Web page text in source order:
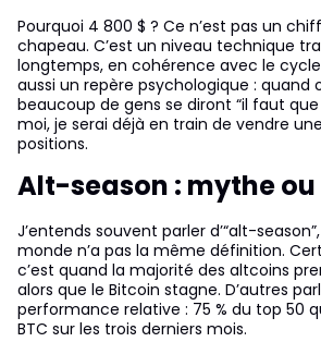
Pourquoi 4 800 $ ? Ce n’est pas un
chapeau. C’est un niveau technique
longtemps, en cohérence avec le cycle
aussi un repère psychologique : quand
beaucoup de gens se diront “il faut que
moi, je serai déjà en train de vendre
positions.
Alt-season : mythe ou
J’entends souvent parler d’“alt-
monde n’a pas la même définition.
c’est quand la majorité des altcoins
alors que le Bitcoin stagne. D’autres
performance relative : 75 % du top 50
BTC sur les trois derniers mois.